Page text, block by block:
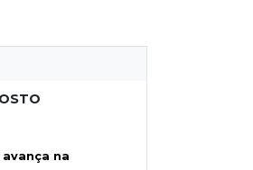
na